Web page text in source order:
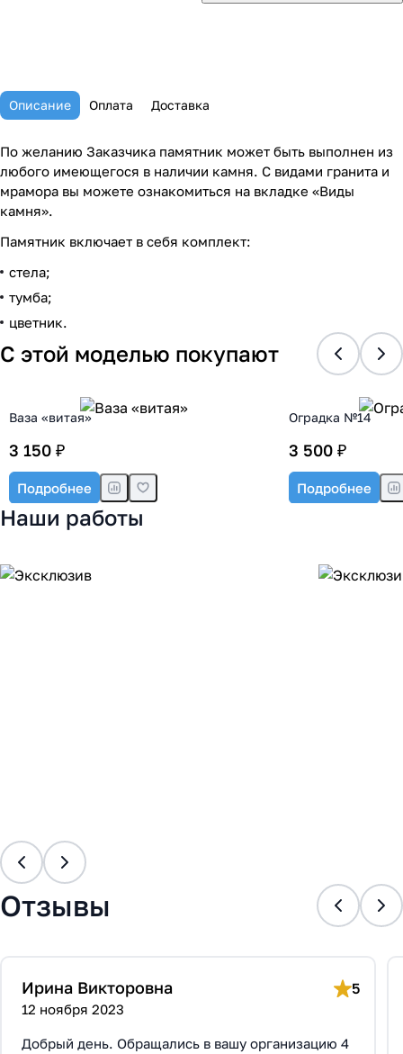
Описание Оплата Доставка
По желанию Заказчика памятник может быть выполнен из
любого имеющегося в наличии камня. С видами гранита и
мрамора вы можете ознакомиться на вкладке «Виды
камня».
Памятник включает в себя комплект:
стела;
тумба;
цветник.
С этой моделью покупают
Ваза «витая»
3 150 ₽
Подробнее
Оградка №14
3 500 ₽
Подробнее
Наши работы
Отзывы
Ирина Викторовна 5
12 ноября 2023
Добрый день. Обращались в вашу организацию 4